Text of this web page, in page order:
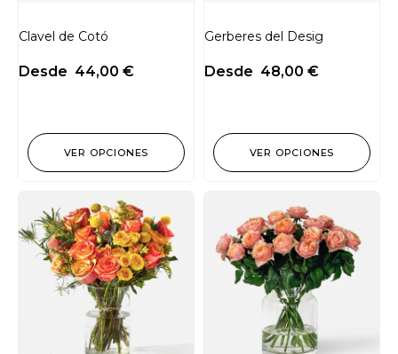
Clavel de Cotó
Desde 44,00 €
VER OPCIONES
Gerberes del Desig
Desde 48,00 €
VER OPCIONES